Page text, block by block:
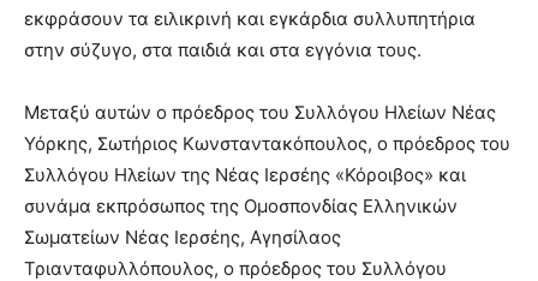
εκφράσουν τα ειλικρινή και εγκάρδια συλλυπητήρια
στην σύζυγο, στα παιδιά και στα εγγόνια τους.
Μεταξύ αυτών ο πρόεδρος του Συλλόγου Ηλείων Νέας
Υόρκης, Σωτήριος Κωνσταντακόπουλος, ο πρόεδρος του
Συλλόγου Ηλείων της Νέας Ιερσέης «Κόροιβος» και
συνάμα εκπρόσωπος της Ομοσπονδίας Ελληνικών
Σωματείων Νέας Ιερσέης, Αγησίλαος
Τριανταφυλλόπουλος, ο πρόεδρος του Συλλόγου